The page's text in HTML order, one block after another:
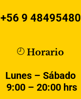
+56 9 48495480
Horario
Lunes – Sábado
9:00 – 20:00 hrs